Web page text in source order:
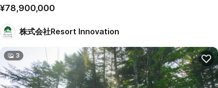
¥78,900,000
株式会社Resort Innovation
3